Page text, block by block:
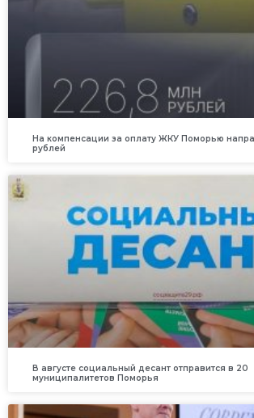
На компенсации за оплату ЖКУ Поморью
рублей
В августе социальный десант отправится в 20
муниципалитетов Поморья